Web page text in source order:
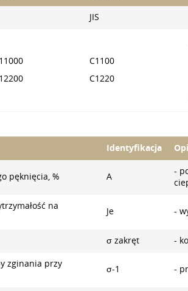
JIS
C1100
C1220
Identyfikacja
pęknięcia, % A
-
na
Je -
σ zakręt -
zginania przy
σ-1 -